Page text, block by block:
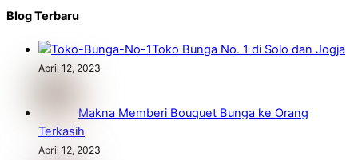
Blog Terbaru
Toko Bunga No. 1 di Solo dan Jogja
April 12, 2023
Makna Memberi Bouquet Bunga ke Orang
Terkasih
April 12, 2023